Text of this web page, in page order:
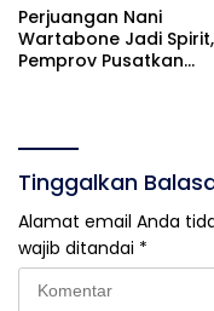
Perjuangan Nani
Wartabone Jadi Spirit,
Pemprov Pusatkan
Tinggalkan
Alamat email Anda
wajib ditandai *